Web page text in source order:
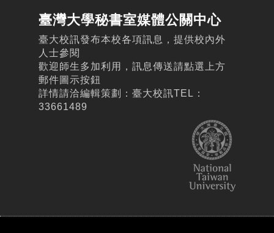
臺灣大學秘書室媒體公關中心
臺大校訊發布本校各項訊息，提供校內外
人士參閱
歡迎師生多加利用，訊息傳送請點選上方
郵件圖示按鈕
詳情請洽編輯策劃：臺大校訊TEL：
33661489